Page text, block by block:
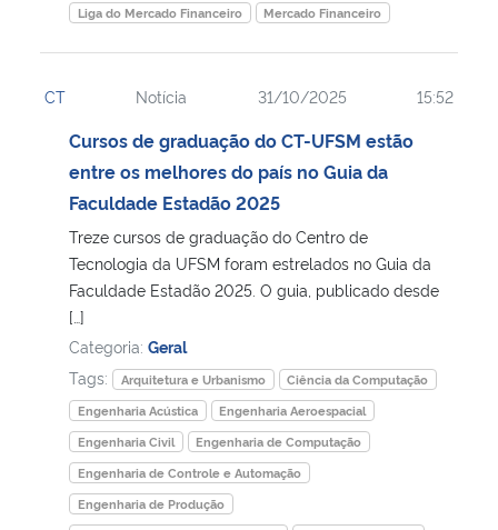
Liga do Mercado Financeiro
Mercado Financeiro
CT Notícia 31/10/2025 15:52
Cursos de graduação do CT-UFSM estão
entre os melhores do país no Guia da
Faculdade Estadão 2025
Treze cursos de graduação do Centro de
Tecnologia da UFSM foram estrelados no Guia da
Faculdade Estadão 2025. O guia, publicado desde
[…]
Categoria: Geral
Tags:
Arquitetura e Urbanismo
Ciência da Computação
Engenharia Acústica
Engenharia Aeroespacial
Engenharia Civil
Engenharia de Computação
Engenharia de Controle e Automação
Engenharia de Produção